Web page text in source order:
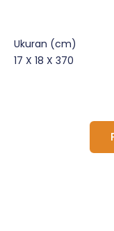
Ukuran (cm)
17 X 18 X 370